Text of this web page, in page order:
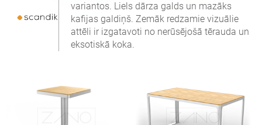
variantos. Liels dārza galds un mazāks
kafijas galdiņš. Zemāk redzamie vizuālie
attēli ir izgatavoti no nerūsējošā tērauda un
eksotiskā koka.